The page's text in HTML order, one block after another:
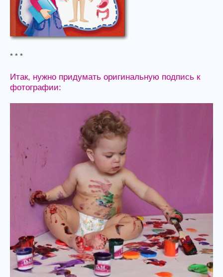
* * *
Итак, нужно придумать оригинальную подпись к
фотографии: